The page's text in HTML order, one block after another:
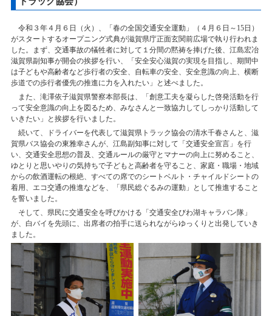
令和３年４月６日（火）、「春の全国交通安全運動」（４月６日～15日）
がスタートするオープニング式典が滋賀県庁正面玄関前広場で執り行われま
した。まず、交通事故の犠牲者に対して１分間の黙祷を捧げた後、江島宏冶
滋賀県副知事が開会の挨拶を行い、「安全安心滋賀の実現を目指し、期間中
は子どもや高齢者など歩行者の安全、自転車の安全、安全意識の向上、横断
歩道での歩行者優先の推進に力を入れたい」と述べました。
また、滝澤依子滋賀県警察本部長は、「創意工夫を凝らした啓発活動を行
って安全意識の向上を図るため、みなさんと一致協力してしっかり活動して
いきたい」と挨拶を行いました。
続いて、ドライバーを代表して滋賀県トラック協会の清水千春さんと、滋
賀県バス協会の東雅幸さんが、江島副知事に対して「交通安全宣言」を行
い、交通安全思想の普及、交通ルールの厳守とマナーの向上に努めること、
ゆとりと思いやりの気持ちで子どもと高齢者を守ること、家庭・職場・地域
からの飲酒運転の根絶、すべての席でのシートベルト・チャイルドシートの
着用、エコ交通の推進などを、「県民総ぐるみの運動」として推進すること
を誓いました。
そして、県民に交通安全を呼びかける「交通安全びわ湖キャラバン隊」
が、白バイを先頭に、出席者の拍手に送られながらゆっくりと出発していき
ました。